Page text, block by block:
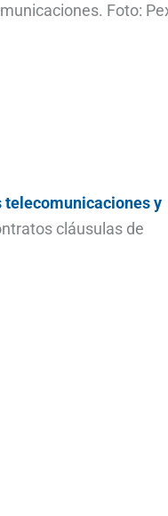
Foto:
telecomunicaciones y
cláusulas de